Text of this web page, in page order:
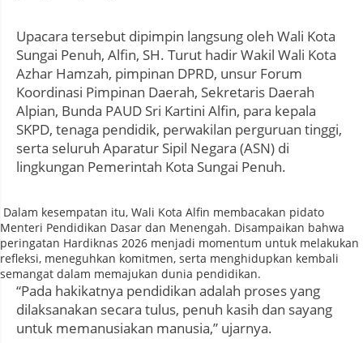
Upacara tersebut dipimpin langsung oleh Wali Kota
Sungai Penuh, Alfin, SH. Turut hadir Wakil Wali Kota
Azhar Hamzah, pimpinan DPRD, unsur Forum
Koordinasi Pimpinan Daerah, Sekretaris Daerah
Alpian, Bunda PAUD Sri Kartini Alfin, para kepala
SKPD, tenaga pendidik, perwakilan perguruan tinggi,
serta seluruh Aparatur Sipil Negara (ASN) di
lingkungan Pemerintah Kota Sungai Penuh.
Dalam kesempatan itu, Wali Kota Alfin membacakan pidato
Menteri Pendidikan Dasar dan Menengah. Disampaikan bahwa
peringatan Hardiknas 2026 menjadi momentum untuk melakukan
refleksi, meneguhkan komitmen, serta menghidupkan kembali
semangat dalam memajukan dunia pendidikan.
“Pada hakikatnya pendidikan adalah proses yang
dilaksanakan secara tulus, penuh kasih dan sayang
untuk memanusiakan manusia,” ujarnya.